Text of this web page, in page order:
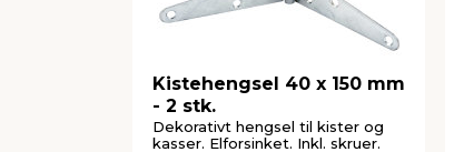
Kistehengsel 40 x 150 mm
- 2 stk.
Dekorativt hengsel til kister og
kasser. Elforsinket. Inkl. skruer.